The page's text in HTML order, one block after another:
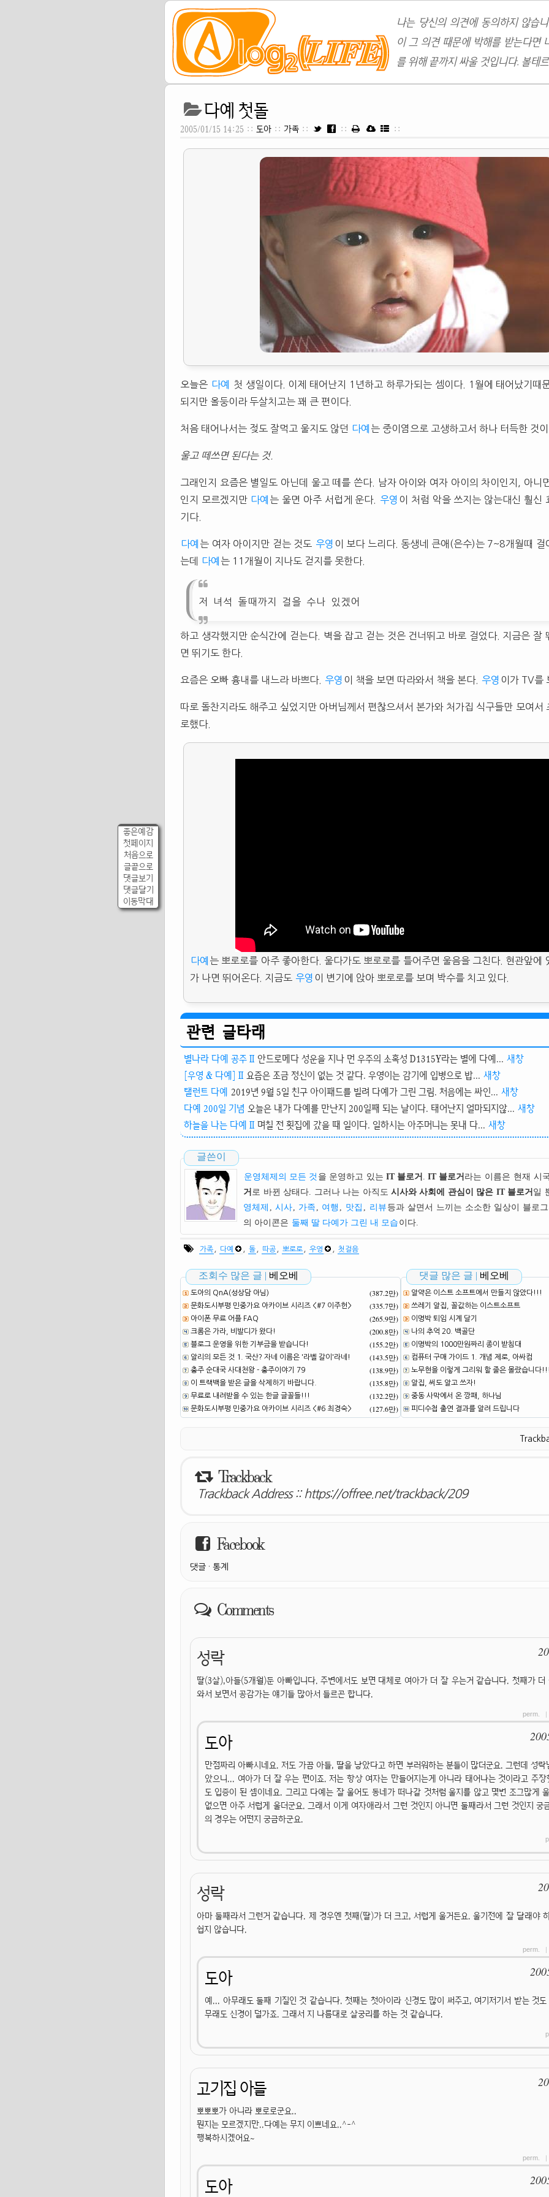
나는 당신의 의견에 동의하지 않습
이 그 의견 때문에 박해를 받는다면
를 위해 끝까지 싸울 것입니다. 볼테
좋은예감
첫페이지
처음으로
글끝으로
댓글보기
댓글달기
이동막대
다예 첫돌
2005/01/15 14:25 :: 도아 :: 가족 :: :: ::
오늘은 다예
첫 생일이다. 이제 태어난지 1년하고 하루가되는 셈이다. 1월에 태어났기때
되지만 올둥이라 두살치고는 꽤 큰 편이다.
처음 태어나서는 젖도 잘먹고 울지도 않던 다예 는 중이염으로 고생하고서 하나 터득한 것이
울고 떼쓰면 된다는 것.
그래인지 요즘은 별일도 아닌데 울고 떼를 쓴다. 남자 아이와 여자 아이의 차이인지, 아니
인지 모르겠지만 다예 는 울면 아주 서럽게 운다. 우영 이 처럼 악을 쓰지는 않는대신 훨신
기다.
다예 는 여자 아이지만 걷는 것도 우영 이 보다 느리다. 동생네 큰애(은수)는 7~8개월때 걸
는데
다예 는 11개월이 지나도 걷지를 못한다.
저 녀석 돌때까지 걸을 수나 있겠어
하고 생각했지만 순식간에 걷는다. 벽을 잡고 걷는 것은 건너뛰고 바로 걸었다. 지금은 잘
면 뛰기도 한다.
요즘은 오빠 흉내를 내느라 바쁘다. 우영 이 책을 보면 따라와서 책을 본다. 우영 이가 TV를
따로 돌찬지라도 해주고 싶었지만 아버님께서 편찮으셔서 본가와 처가집 식구들만 모여서
로했다.
다예 는 뽀로로를 아주 좋아한다. 울다가도 뽀로로를 틀어주면 울음을 그친다. 현관앞에
가 나면 뛰어온다. 지금도 우영 이 변기에 앉아 뽀로로를 보며 박수를 치고 있다.
관련 글타래
별나라 다예 공주 II 안드로메다 성운을 지나 먼 우주의 소혹성 D1315Y라는 별에 다예... 새창
[우영 & 다예] II 요즘은 조금 정신이 없는 것 같다. 우영이는 감기에 입병으로 밥... 새창
탤런트 다예 2019년 9월 5일 친구 아이패드를 빌려 다예가 그린 그림. 처음에는 싸인... 새창
다예 200일 기념 오늘은 내가 다예를 만난지 200일째 되는 날이다. 태어난지 얼마되지않... 새창
하늘을 나는 다예 II 며칠 전 횟집에 갔을 때 일이다. 일하시는 아주머니는 못내 다... 새창
글쓴이
운영체제의 모든 것 을 운영하고 있는 IT 블로거 . IT 블로거 라는 이름은 현재 시
거 로 바뀐 상태다. 그러나 나는 아직도 시사와 사회에 관심이 많은 IT 블로거 일
영체제 , 시사, 가족 , 여행 , 맛집 , 리뷰 등과 살면서 느끼는 소소한 일상이 블로
의 아이콘은 둘째 딸 다예가 그린 내 모습 이다.
가족 다예 돌 따공 뽀로로 우영 첫걸음
조회수 많은 글 | 베오베
도아의 QnA(성상담 아님) (387.2만)
문화도시부평 민중가요 아카이브 시리즈 <#7 이주헌> (335.7만)
아이폰 무료 어플 FAQ (265.9만)
크롬은 가라, 비발디가 왔다! (200.8만)
블로그 운영을 위한 기부금을 받습니다! (155.2만)
알리의 모든 것 1. 국산? 자네 이름은 '라벨 갈이'라네! (143.5만)
충주 순대국 사대천왕 - 충주이야기 79 (138.9만)
이 트랙백을 받은 글을 삭제하기 바랍니다. (135.8만)
무료로 내려받을 수 있는 한글 글꼴들!!! (132.2만)
문화도시부평 민중가요 아카이브 시리즈 <#6 최경숙> (127.6만)
댓글 많은 글 | 베오베
알약은 이스트 소프트에서 만들지 않았다!!!
쓰레기 알집, 꼴값하는 이스트소프트
이명박 퇴임 시계 달기
나의 추억 20. 백골단
이명박의 1000만원짜리 종이 받침대
컴퓨터 구매 가이드 1. 개념 제로, 아싸컴
노무현을 이렇게 그리워 할 줄은 몰랐습니다!!!
알집, 써도 알고 쓰자!
중동 사막에서 온 깡패, 하나님
피디수첩 출연 결과를 알려 드립니다
Trackback
Trackback Address :: https://offree.net/trackback/209
Facebook
댓글 · 통계
Comments
성락
딸(3살),아들(5개월)둔 아빠입니다. 주변에서도 보면 대체로 여아가 더 잘 우는거 같습니다. 첫째가 더
와서 보면서 공감가는 얘기들 많아서 들르곤 합니다.
perm. |
도아
만점짜리 아빠시네요. 저도 가끔 아들, 딸을 낳았다고 하면 부러워하는 분들이 많더군요. 그런데 성
았으니... 여아가 더 잘 우는 편이죠. 저는 항상 여자는 만들어지는게 아니라 태어나는 것이라고 주장
도 입증이 된 셈이네요. 그리고 다예는 잘 울어도 동네가 떠나갈 것처럼 울지를 않고 몇번 조그많게
없으면 아주 서럽게 울더군요. 그래서 이게 여자애라서 그런 것인지 아니면 둘째라서 그런 것인지 궁
의 경우는 어떤지 궁금하군요.
성락
아마 둘째라서 그런거 같습니다. 제 경우엔 첫째(딸)가 더 크고, 서럽게 울거든요. 울기전에 잘 달래야
쉽지 않습니다.
perm. |
도아
예... 아무래도 둘째 기질인 것 같습니다. 첫째는 첫아이라 신경도 많이 써주고, 여기저기서 받는 것
무래도 신경이 덜가죠. 그래서 지 나름대로 살궁리를 하는 것 같습니다.
고기집 아들
뽀뽀뽀가 아니라 뽀로로군요..
뭔지는 모르겠지만..다예는 무지 이쁘네요..^-^
행복하시겠어요~
perm. |
도아